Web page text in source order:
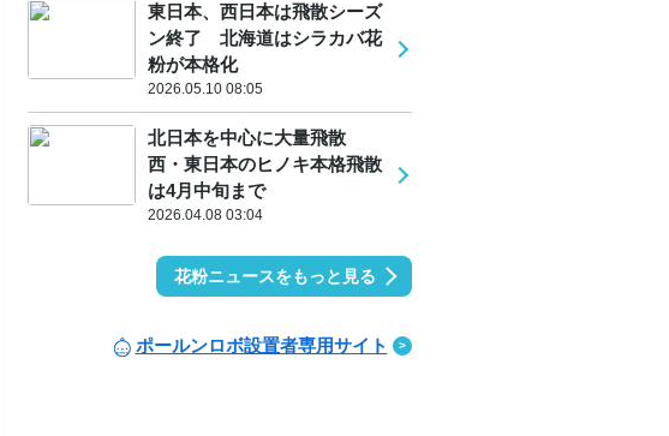
東日本、西日本は飛散シーズ
ン終了 北海道はシラカバ花
粉が本格化
2026.05.10 08:05
北日本を中心に大量飛散
西・東日本のヒノキ本格飛散
は4月中旬まで
2026.04.08 03:04
花粉ニュースをもっと見る
ポールンロボ設置者専用サイト